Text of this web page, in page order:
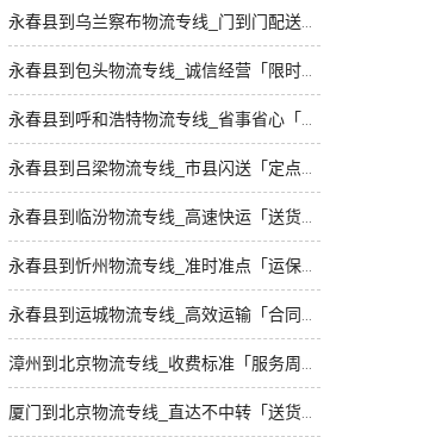
永春县到乌兰察布物流专线_门到门配送「直达到站」
永春县到包头物流专线_诚信经营「限时必达」
永春县到呼和浩特物流专线_省事省心「按时送达」
永春县到吕梁物流专线_市县闪送「定点发车」
永春县到临汾物流专线_高速快运「送货上门」
永春县到忻州物流专线_准时准点「运保时效」
永春县到运城物流专线_高效运输「合同承运」
漳州到北京物流专线_收费标准「服务周到」
厦门到北京物流专线_直达不中转「送货到门」